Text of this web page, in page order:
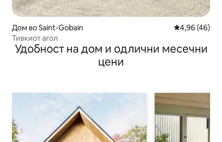
Дом во Saint-Gobain Просечна
4,96 (46)
Тивкиот агол
Удобност на дом и одлични месечни
цени